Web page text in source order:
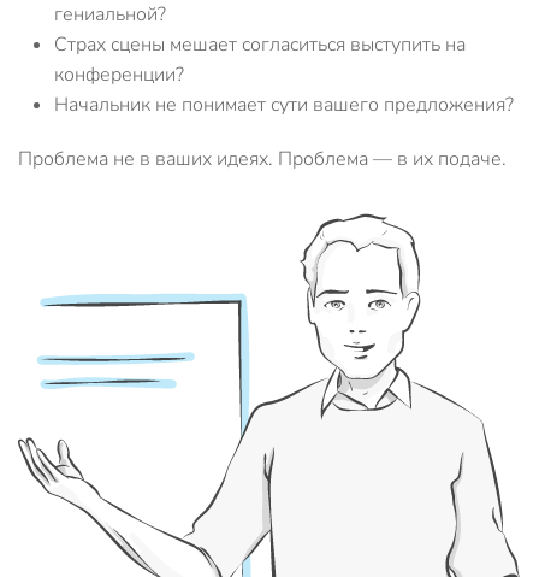
гениальной?
Страх сцены мешает согласиться выступить на
конференции?
Начальник не понимает сути вашего предложения?
Проблема не в ваших идеях. Проблема — в их подаче.